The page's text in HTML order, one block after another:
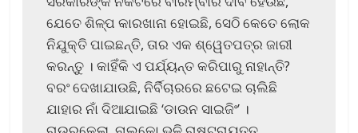
ଯେତେ ଶିଳ୍ପ କାରଖାନା ହୋଇଛି, ସେଠି କେତେ ଲୋକ
ନିଯୁକ୍ତି ପାଇଛନ୍ତି, ତାର ଏକ ଶ୍ୱେତପତ୍ର ଜାରୀ
କରନ୍ତୁ । କାହିଁକି ଏ ପର୍ଯ୍ୟନ୍ତ କରିପାରୁ ନାହାନ୍ତି?
ବରଂ ଦେଖାଯାଉଛି, ନିର୍ବିଚାରରେ ଛଟେଇ ଚାଲିଛି
ଯାହାର ନାଁ ଦିଆଯାଇଛି ‘ଡାଉନ ସାଇଜିଂ’ ।